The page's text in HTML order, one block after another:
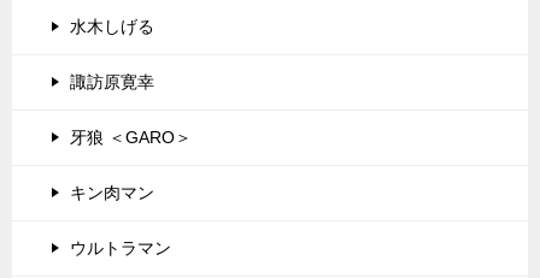
水木しげる
諏訪原寛幸
牙狼 ＜GARO＞
キン肉マン
ウルトラマン